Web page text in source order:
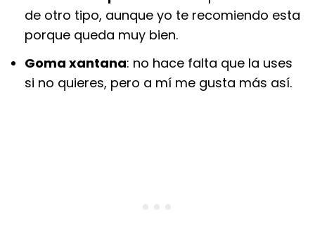
de otro tipo, aunque yo te recomiendo esta
porque queda muy bien.
Goma xantana: no hace falta que la uses
si no quieres, pero a mí me gusta más así.